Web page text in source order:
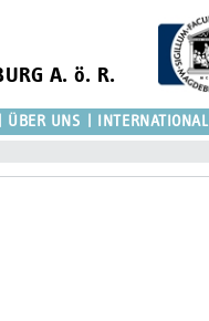
A. ö. R.
ÜBER UNS INTERNATIONAL